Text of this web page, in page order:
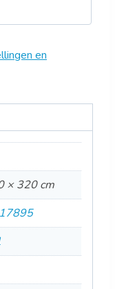
en
× 320 cm